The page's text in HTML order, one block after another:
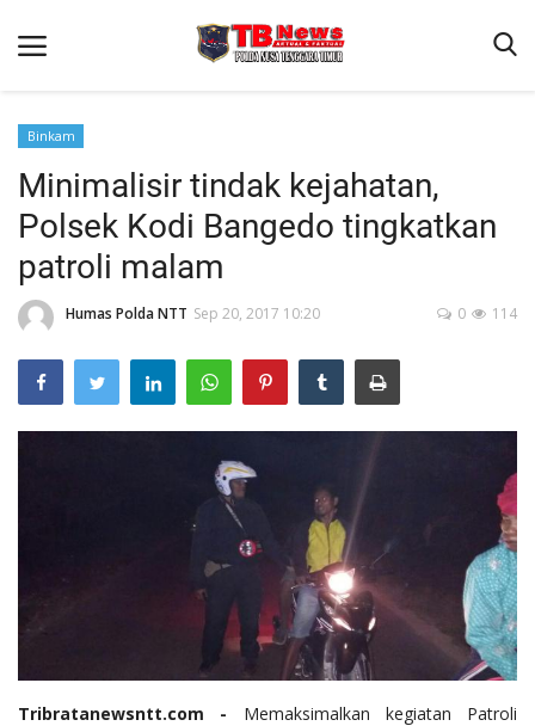
Beranda
Binkam
Terms & Conditions
Reskrim
Lantas
Polisi Kita
Binkam
Minimalisir tindak kejahatan,
Polsek Kodi Bangedo tingkatkan
patroli malam
Humas Polda NTT Sep 20, 2017 10:20 114
0
Tribratanewsntt.com - Memaksimalkan kegiatan Patroli